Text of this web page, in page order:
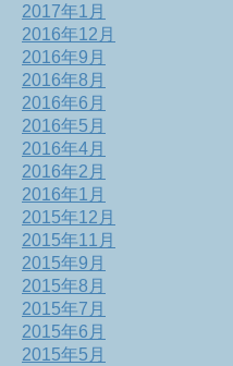
2017年1月
2016年12月
2016年9月
2016年8月
2016年6月
2016年5月
2016年4月
2016年2月
2016年1月
2015年12月
2015年11月
2015年9月
2015年8月
2015年7月
2015年6月
2015年5月